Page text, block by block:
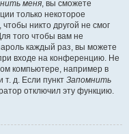
меня, вы сможете
только некоторое
никто другой не смог
того чтобы вам не
каждый раз, вы можете
входе на конференцию. Не
компьютере, например в
т. д. Если пункт Запомнить
отключил эту функцию.